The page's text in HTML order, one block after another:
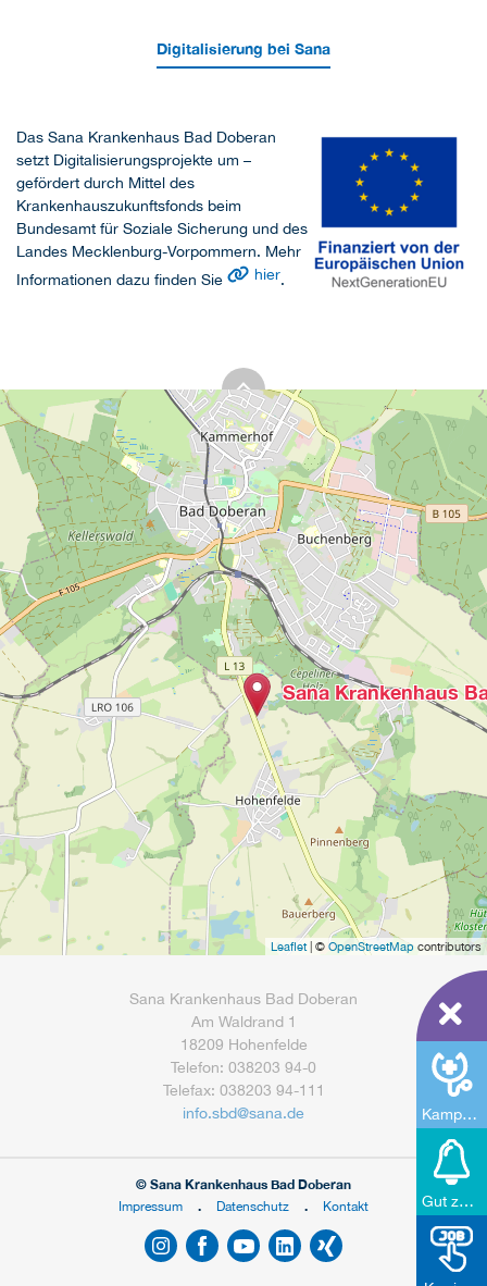
Digitalisierung bei Sana
Das Sana Krankenhaus Bad Doberan
setzt Digitalisierungsprojekte um –
gefördert durch Mittel des
Krankenhauszukunftsfonds beim
Bundesamt für Soziale Sicherung und des
Landes Mecklenburg-Vorpommern. Mehr
Informationen dazu finden Sie
hier.
Kampagne des Dietrich-Bonhoeffer-Klinikums Neubrandenburg
Gut zu Wissen
Sana Krankenhaus
Leaflet| © OpenStreetMap contributors
Sana Krankenhaus Bad Doberan
Am Waldrand 1
18209 Hohenfelde
Telefon: 038203 94-0
Telefax: 038203 94-111
info.sbd@sana.de
© Sana Krankenhaus Bad Doberan
Impressum
Datenschutz Kontakt